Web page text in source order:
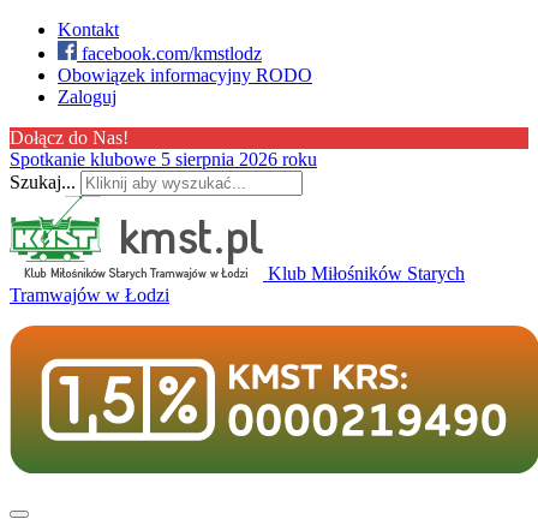
Kontakt
facebook.com/kmstlodz
Obowiązek informacyjny RODO
Zaloguj
Dołącz do Nas!
Spotkanie klubowe 5 sierpnia 2026 roku
Szukaj...
Klub Miłośników Starych
Tramwajów w Łodzi